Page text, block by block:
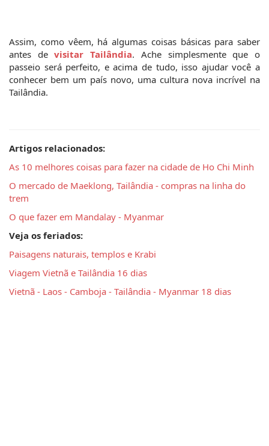
Assim, como vêem, há algumas coisas básicas para saber
antes de visitar Tailândia. Ache simplesmente que o
passeio será perfeito, e acima de tudo, isso ajudar você a
conhecer bem um país novo, uma cultura nova incrível na
Tailândia.
Artigos relacionados:
As 10 melhores coisas para fazer na cidade de Ho Chi Minh
O mercado de Maeklong, Tailândia - compras na linha do
trem
O que fazer em Mandalay - Myanmar
Veja os feriados:
Paisagens naturais, templos e Krabi
Viagem Vietnã e Tailândia 16 dias
Vietnã - Laos - Camboja - Tailândia - Myanmar 18 dias